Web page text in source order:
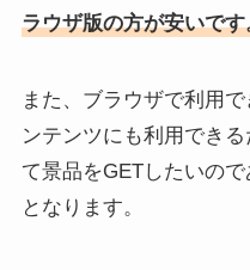
ラウザ版の方が安いです
また、ブラウザで利用
ンテンツにも利用でき
て景品をGETしたいの
となります。